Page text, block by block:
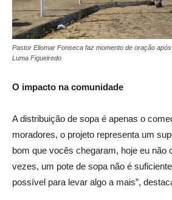
Pastor Eliomar Fonseca faz momento de oração
Luma Figueiredo
O impacto na comunidade
A distribuição de sopa é apenas o
moradores, o projeto representa um
bom que vocês chegaram, hoje eu não
vezes, um pote de sopa não é
possível para levar algo a mais”,